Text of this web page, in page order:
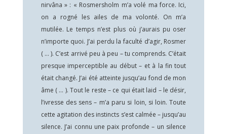
nirvâna » : « Rosmersholm m’a volé ma force. Ici,
on a rogné les ailes de ma volonté. On m’a
mutilée. Le temps n’est plus où j’aurais pu oser
n’importe quoi. J’ai perdu la faculté d’agir, Rosmer
( … ). C’est arrivé peu à peu – tu comprends. C’était
presque imperceptible au début – et à la fin tout
était changé. J’ai été atteinte jusqu’au fond de mon
âme ( … ). Tout le reste – ce qui était laid – le désir,
l’ivresse des sens – m’a paru si loin, si loin. Toute
cette agitation des instincts s’est calmée – jusqu’au
silence. J’ai connu une paix profonde – un silence